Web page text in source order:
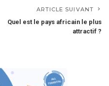
ARTICLE SUIVANT
Quel est le pays africain le plus
attractif ?